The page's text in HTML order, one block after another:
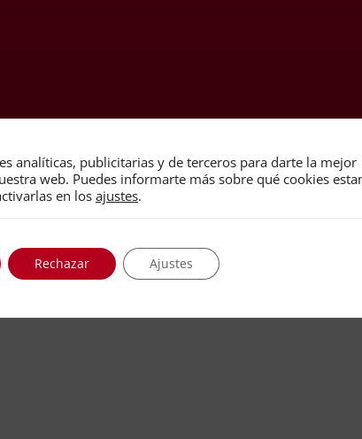
analíticas, publicitarias y de terceros para darte la mejor
web. Puedes informarte más sobre qué cookies
en losajustes.
Rechazar Ajustes